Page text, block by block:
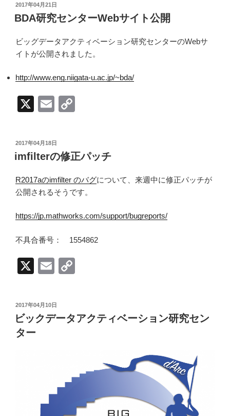
y
n
投
稿
日:
2017年04月21日
BDA研究センターWebサイト公開
ビッグデータアクティベーション研究センターのWebサ
イトが公開されました。
http://www.eng.niigata-u.ac.jp/~bda/
X
E
ail
y
n
k
投
稿
日:
2017年04月18日
imfilterの修正パッチ
R2017aのimfilter のバグについて、来週中に修正パッチが
公開されるそうです。
https://jp.mathworks.com/support/bugreports/
不具合番号： 1554862
X
E
ail
y
投
稿
日:
2017年04月10日
ビックデータアクティベーション研究セン
ター